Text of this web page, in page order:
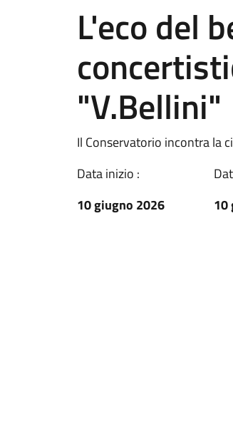
L'eco del
"V.Bellini"
Il Conservatorio incontra la
Data inizio :
10 giugno 2026
10